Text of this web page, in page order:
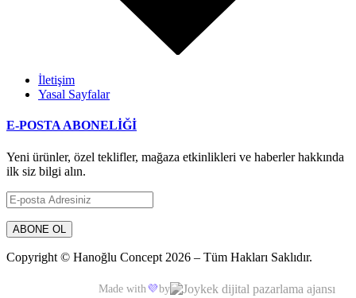
İletişim
Yasal Sayfalar
E-POSTA ABONELİĞİ
Yeni ürünler, özel teklifler, mağaza etkinlikleri ve haberler hakkında
ilk siz bilgi alın.
Copyright © Hanoğlu Concept 2026 – Tüm Hakları Saklıdır.
Made with 💜by